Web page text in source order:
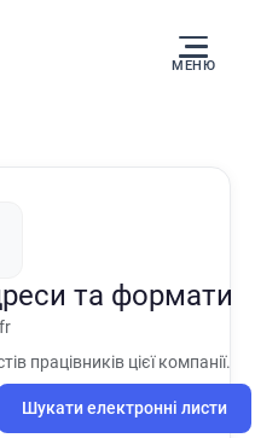
МЕНЮ
та формати
працівників цієї компанії.
Шукати електронні листи